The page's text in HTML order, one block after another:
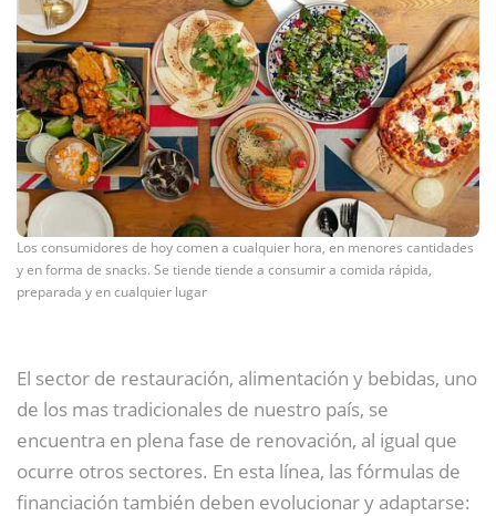
Los consumidores de hoy comen a cualquier hora, en menores cantidades
y en forma de snacks. Se tiende tiende a consumir a comida rápida,
preparada y en cualquier lugar
El sector de restauración, alimentación y bebidas, uno
de los mas tradicionales de nuestro país, se
encuentra en plena fase de renovación, al igual que
ocurre otros sectores. En esta línea, las fórmulas de
financiación también deben evolucionar y adaptarse: